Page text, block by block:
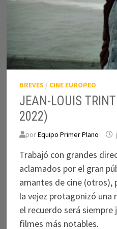
BREVES / CINE EUROPEO
JEAN-LOUIS
2022)
porEquipo Primer Plano
Trabajó con grandes
aclamados por el gran
amantes de cine (otros),
la vejez protagonizó una
el recuerdo será siempre
filmes más notables.